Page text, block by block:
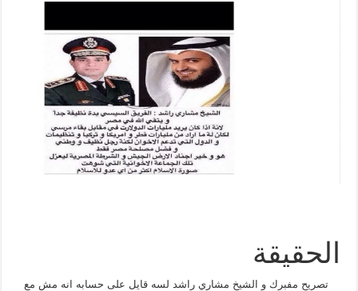
الحقيقة
تصريح مفبرك و الشيخ مشاري راشد لسه قايل على حسابه انه مش مع